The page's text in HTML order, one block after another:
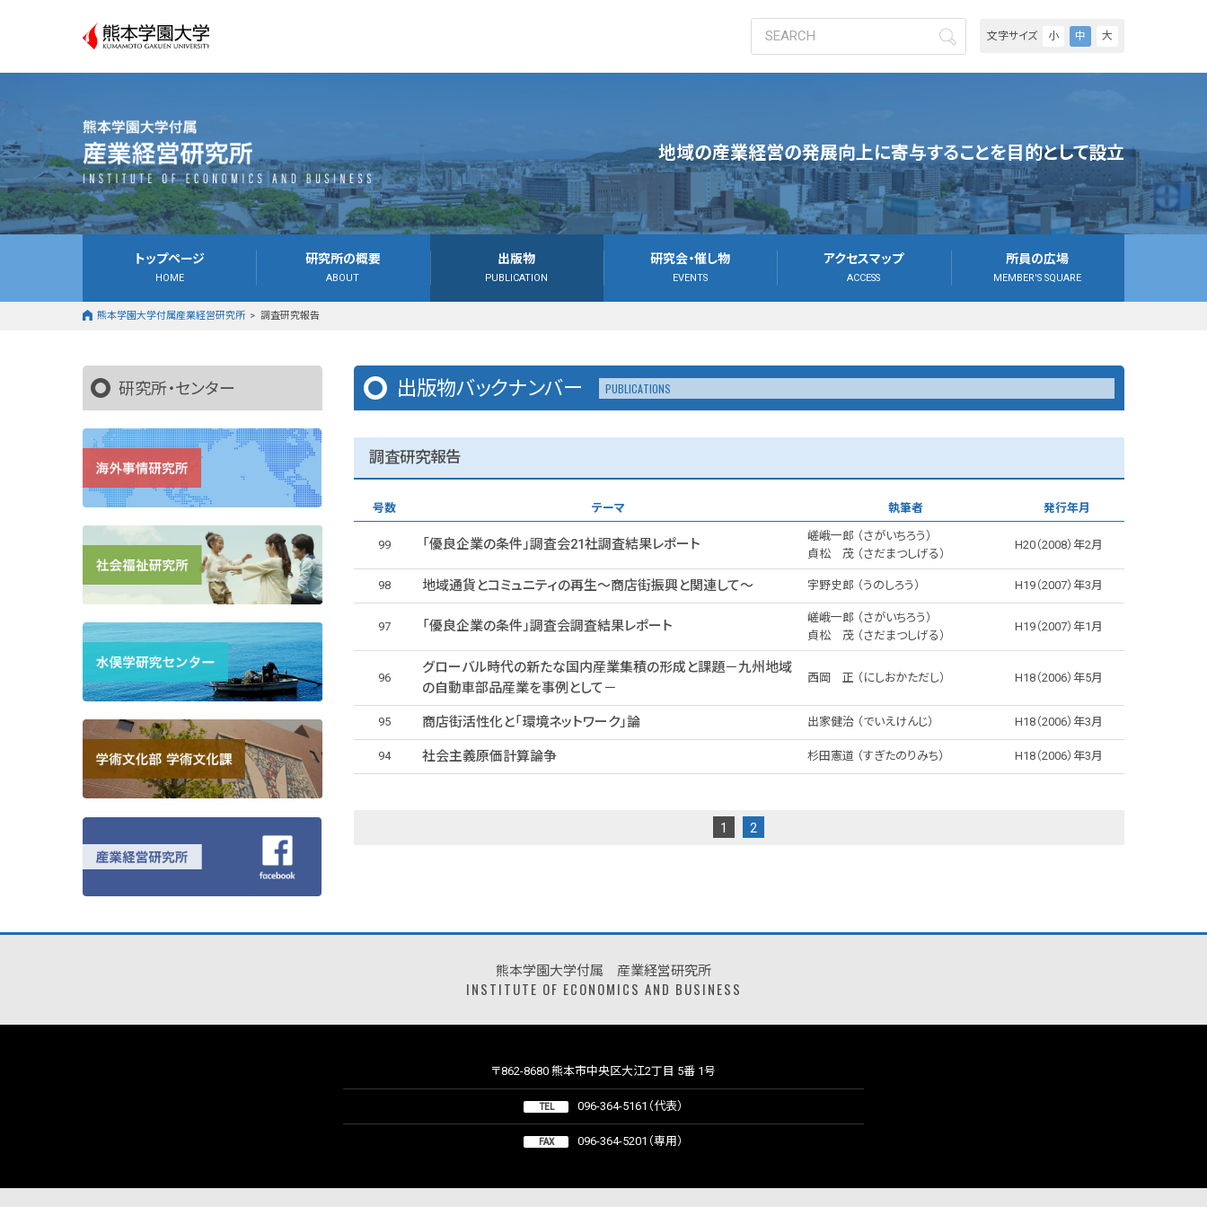
文字サイズ 小 中 大
地域の産業経営の発展向上に寄与することを目的として設立
トップページ
HOME
研究所の概要
ABOUT
出版物
PUBLICATION
研究会・催し物
EVENTS
アクセスマップ
ACCESS
所員の広場
MEMBER'S SQUARE
熊本学園大学付属産業経営研究所 調査研究報告
出版物バックナンバー PUBLICATIONS
調査研究報告
号数 テーマ 執筆者 発行年月
99 「優良企業の条件」調査会21社調査結果レポート
嵯峨一郎 （さがいちろう）
貞松 茂 （さだまつしげる）
H20（2008）年2月
98 地域通貨とコミュニティの再生～商店街振興と関連して～ 宇野史郎 （うのしろう） H19（2007）年3月
97 「優良企業の条件」調査会調査結果レポート
嵯峨一郎 （さがいちろう）
貞松 茂 （さだまつしげる）
H19（2007）年1月
96
グローバル時代の新たな国内産業集積の形成と課題－九州地域
の自動車部品産業を事例として－
西岡 正 （にしおかただし） H18（2006）年5月
95 商店街活性化と「環境ネットワーク」論 出家健治 （でいえけんじ） H18（2006）年3月
94 社会主義原価計算論争 杉田憲道 （すぎたのりみち） H18（2006）年3月
1 2
研究所・センター
熊本学園大学付属 産業経営研究所
INSTITUTE OF ECONOMICS AND BUSINESS
〒862-8680 熊本市中央区大江2丁目 5番 1号
TEL 096-364-5161（代表）
FAX 096-364-5201（専用）